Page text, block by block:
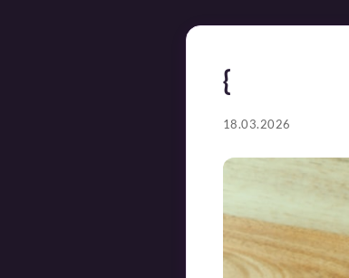
{
18.03.2026